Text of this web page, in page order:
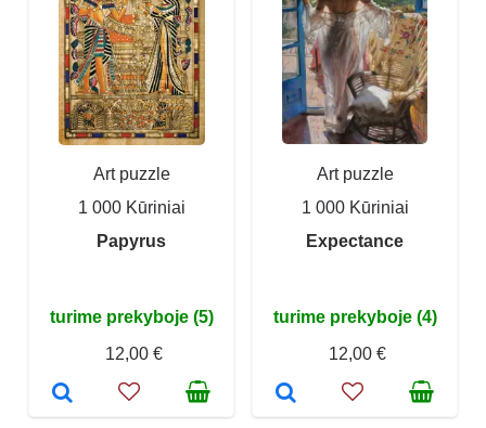
Art puzzle
1 000 Kūriniai
Papyrus
turime prekyboje (5)
12,00 €
Art puzzle
1 000 Kūriniai
Expectance
turime prekyboje (4)
12,00 €